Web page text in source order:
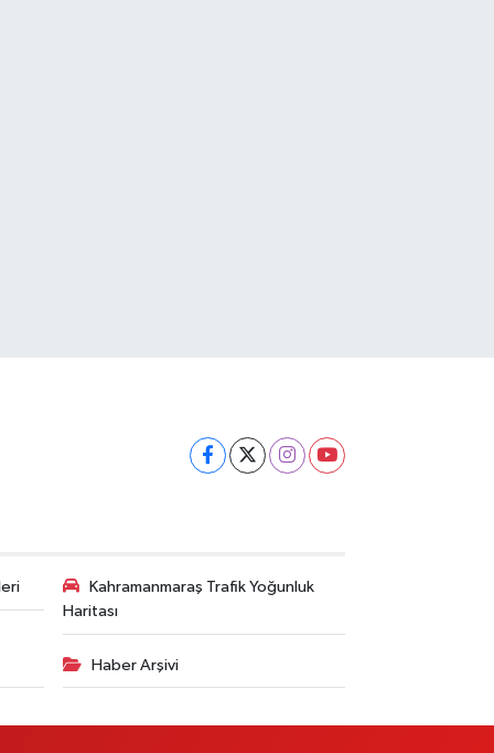
Kahramanmaraş Trafik Yoğunluk
Haritası
Haber Arşivi